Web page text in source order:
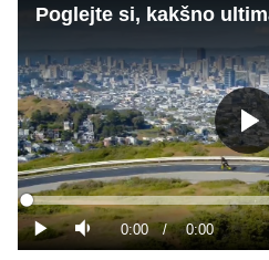
Predvajaj
Tiho Current
0:00 / Duration
0:00
Loaded:
0%